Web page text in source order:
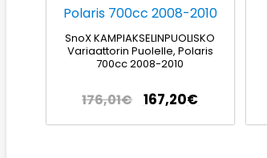
SnoX KAMPIAKSELINPUOLISKO
Variaattorin Puolelle, Polaris
700cc 2008-2010
176,01€ 167,20€